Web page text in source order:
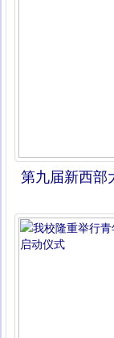
第九届新西部